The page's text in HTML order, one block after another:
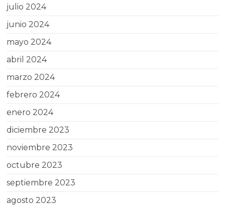
julio 2024
junio 2024
mayo 2024
abril 2024
marzo 2024
febrero 2024
enero 2024
diciembre 2023
noviembre 2023
octubre 2023
septiembre 2023
agosto 2023